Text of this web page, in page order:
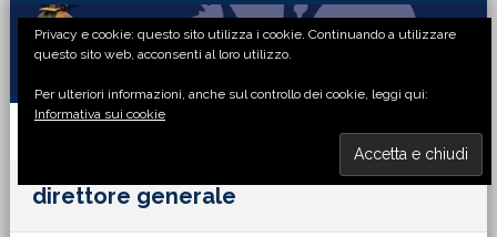
Passa
primaria
Passa
principale
Passa
laterale
Passa
di
direttore generale
Privacy e cookie: questo sito utilizza i cookie. Continuando a utilizzare
questo sito web, acconsenti al loro utilizzo.
Per ulteriori informazioni, anche sul controllo dei cookie, leggi qui:
Informativa sui cookie